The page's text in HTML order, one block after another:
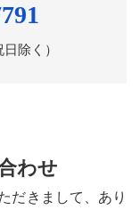
除く）
わせ
だきまして、あり